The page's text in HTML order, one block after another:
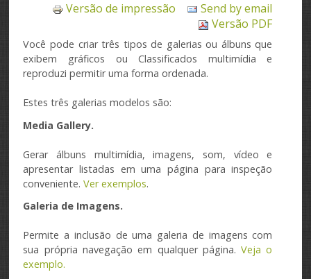
Versão de impressão
Send by email
Versão PDF
Você pode criar três tipos de galerias ou álbuns que
exibem
gráficos ou Classificados multimídia
e
reproduzi permitir uma forma ordenada.
Estes três galerias modelos são:
Media Gallery.
Gerar álbuns multimídia, imagens, som, vídeo
e
apresentar listadas em uma página para inspeção
conveniente. Ver exemplos.
Galeria de Imagens.
Permite a inclusão de uma galeria de imagens com
sua própria navegação em qualquer página. Veja o
exemplo.